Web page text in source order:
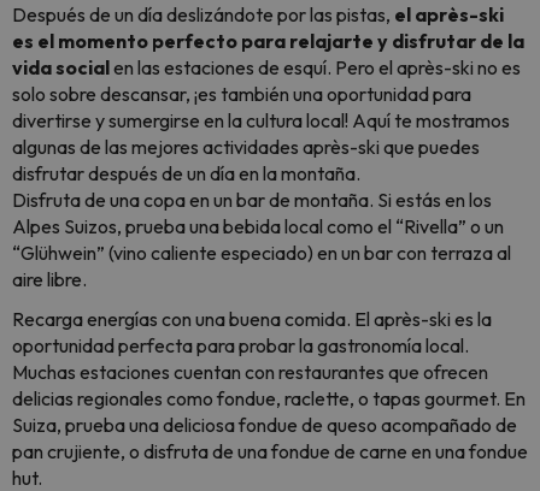
Después de un día deslizándote por las pistas, el après-ski
es el momento perfecto para relajarte y disfrutar de la
vida socialen las estaciones de esquí. Pero el après-ski no es
solo sobre descansar, ¡es también una oportunidad para
divertirse y sumergirse en la cultura local! Aquí te mostramos
algunas de las mejores actividades après-ski que puedes
disfrutar después de un día en la montaña.
Disfruta de una copa en un bar de montaña. Si estás en los
Alpes Suizos, prueba una bebida local como el “Rivella” o un
“Glühwein” (vino caliente especiado) en un bar con terraza al
aire libre.
Recarga energías con una buena comida. El après-ski es la
oportunidad perfecta para probar la gastronomía local.
Muchas estaciones cuentan con restaurantes que ofrecen
delicias regionales como fondue, raclette, o tapas gourmet. En
Suiza, prueba una deliciosa fondue de queso acompañado de
pan crujiente, o disfruta de una fondue de carne en una fondue
hut.